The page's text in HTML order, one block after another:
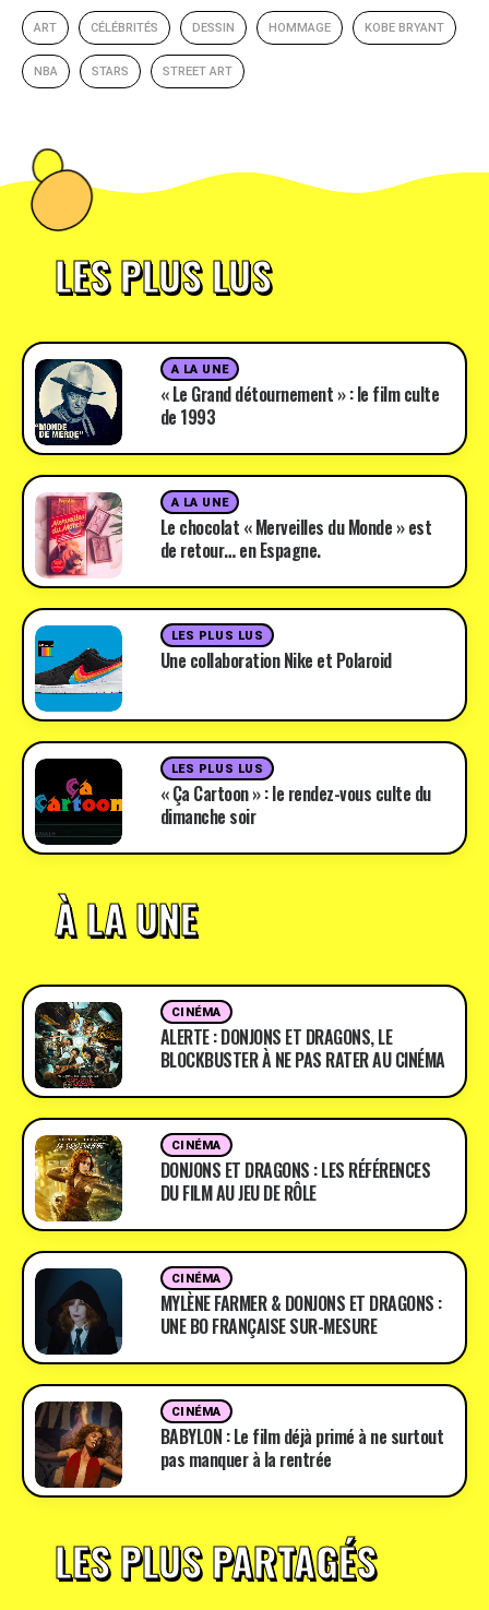
ART CÉLÉBRITÉS DESSIN HOMMAGE KOBE BRYANT
NBA STARS STREET ART
LES PLUS LUS
A LA UNE
« Le Grand détournement » : le film culte
de 1993
A LA UNE
Le chocolat « Merveilles du Monde » est
de retour… en Espagne.
LES PLUS LUS
Une collaboration Nike et Polaroid
LES PLUS LUS
« Ça Cartoon » : le rendez-vous culte du
dimanche soir
À LA UNE
CINÉMA
ALERTE : DONJONS ET DRAGONS, LE
BLOCKBUSTER À NE PAS RATER AU CINÉMA
CINÉMA
DONJONS ET DRAGONS : LES RÉFÉRENCES
DU FILM AU JEU DE RÔLE
CINÉMA
MYLÈNE FARMER & DONJONS ET DRAGONS :
UNE BO FRANÇAISE SUR-MESURE
CINÉMA
BABYLON : Le film déjà primé à ne surtout
pas manquer à la rentrée
LES PLUS PARTAGÉS